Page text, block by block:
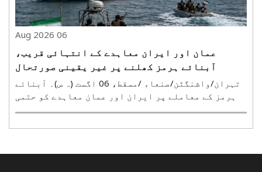
06 Aug 2026
عمان اور ایران معاہدے کے انتہائی قریب،
آبنائے ہرمز کھلنے پر غیر یقینی صورتحال
تہران/واشنگٹن/صنعاء /مسقط، 06 اگست (ہ س)۔ آبنائے
ہرمز کے معاملے پر ایران اور عمان معاہدے کو حتمی